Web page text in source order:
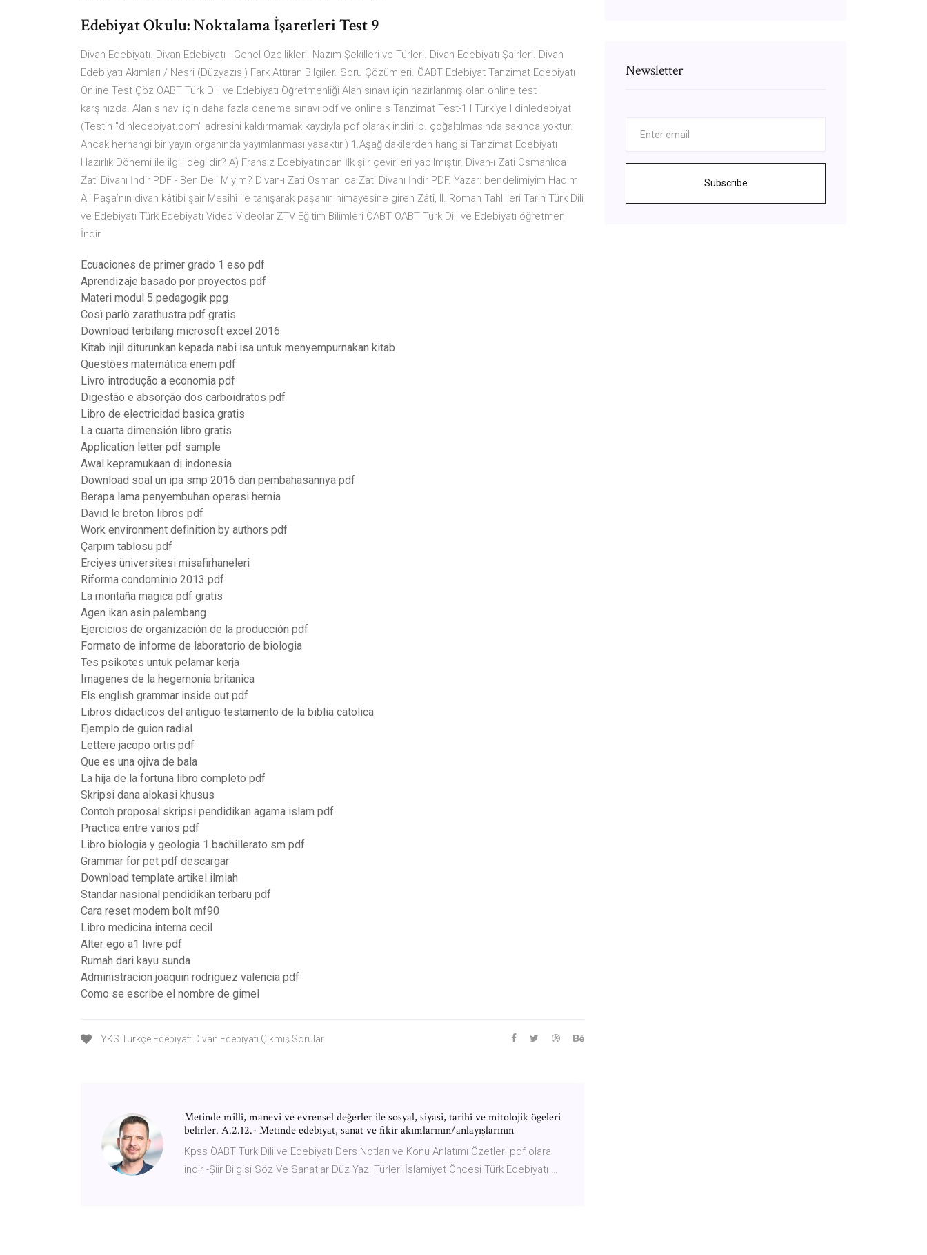
Edebiyat Okulu: Noktalama İşaretleri Test 9
Divan Edebiyatı. Divan Edebiyatı - Genel Özellikleri. Nazım Şekilleri ve Türleri. Divan Edebiyatı Şairleri. Divan
Edebiyatı Akımları / Nesri (Düzyazısı) Fark Attıran Bilgiler. Soru Çözümleri. ÖABT Edebiyat Tanzimat Edebiyatı
Online Test Çöz ÖABT Türk Dili ve Edebiyatı Öğretmenliği Alan sınavı için hazırlanmış olan online test
karşınızda. Alan sınavı için daha fazla deneme sınavı pdf ve online s Tanzimat Test-1 I Türkiye I dinledebiyat
(Testin "dinledebiyat.com" adresini kaldırmamak kaydıyla pdf olarak indirilip. çoğaltılmasında sakınca yoktur.
Ancak herhangi bir yayın organında yayımlanması yasaktır.) 1.Aşağıdakilerden hangisi Tanzimat Edebiyatı
Hazırlık Dönemi ile ilgili değildir? A) Fransız Edebiyatından İlk şiir çevirileri yapılmıştır. Divan-ı Zati Osmanlıca
Zati Divanı İndir PDF - Ben Deli Miyim? Divan-ı Zati Osmanlıca Zati Divanı İndir PDF. Yazar: bendelimiyim Hadım
Ali Paşa’nın divan kâtibi şair Mesîhî ile tanışarak paşanın himayesine giren Zâtî, II. Roman Tahlilleri Tarih Türk Dili
ve Edebiyatı Türk Edebiyatı Video Videolar ZTV Eğitim Bilimleri ÖABT ÖABT Türk Dili ve Edebiyatı öğretmen
İndir
Ecuaciones de primer grado 1 eso pdf
Aprendizaje basado por proyectos pdf
Materi modul 5 pedagogik ppg
Così parlò zarathustra pdf gratis
Download terbilang microsoft excel 2016
Kitab injil diturunkan kepada nabi isa untuk menyempurnakan kitab
Questões matemática enem pdf
Livro introdução a economia pdf
Digestão e absorção dos carboidratos pdf
Libro de electricidad basica gratis
La cuarta dimensión libro gratis
Application letter pdf sample
Awal kepramukaan di indonesia
Download soal un ipa smp 2016 dan pembahasannya pdf
Berapa lama penyembuhan operasi hernia
David le breton libros pdf
Work environment definition by authors pdf
Çarpım tablosu pdf
Erciyes üniversitesi misafirhaneleri
Riforma condominio 2013 pdf
La montaña magica pdf gratis
Agen ikan asin palembang
Ejercicios de organización de la producción pdf
Formato de informe de laboratorio de biologia
Tes psikotes untuk pelamar kerja
Imagenes de la hegemonia britanica
Els english grammar inside out pdf
Libros didacticos del antiguo testamento de la biblia catolica
Ejemplo de guion radial
Lettere jacopo ortis pdf
Que es una ojiva de bala
La hija de la fortuna libro completo pdf
Skripsi dana alokasi khusus
Contoh proposal skripsi pendidikan agama islam pdf
Practica entre varios pdf
Libro biologia y geologia 1 bachillerato sm pdf
Grammar for pet pdf descargar
Download template artikel ilmiah
Standar nasional pendidikan terbaru pdf
Cara reset modem bolt mf90
Libro medicina interna cecil
Alter ego a1 livre pdf
Rumah dari kayu sunda
Administracion joaquin rodriguez valencia pdf
Como se escribe el nombre de gimel
YKS Türkçe Edebiyat: Divan Edebiyatı Çıkmış Sorular
Metinde millî, manevi ve evrensel değerler ile sosyal, siyasi, tarihî ve mitolojik ögeleri
belirler. A.2.12.- Metinde edebiyat, sanat ve fikir akımlarının/anlayışlarının
Kpss ÖABT Türk Dili ve Edebiyatı Ders Notları ve Konu Anlatımı Özetleri pdf olara
indir -Şiir Bilgisi Söz Ve Sanatlar Düz Yazı Türleri İslamiyet Öncesi Türk Edebiyatı …
Newsletter
Subscribe